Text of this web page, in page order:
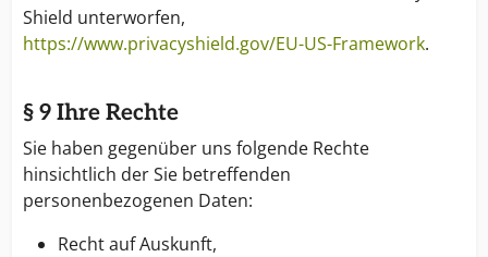
Shield unterworfen,
https://www.privacyshield.gov/EU-US-Framework.
§ 9 Ihre Rechte
Sie haben gegenüber uns folgende Rechte
hinsichtlich der Sie betreffenden
personenbezogenen Daten:
Recht auf Auskunft,